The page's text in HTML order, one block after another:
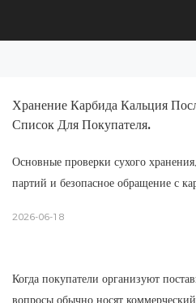
Хранение Карбида Кальция
Список Для Покупателя.
Основные проверки сухого
партий и безопасное обращение с
2026-06-18
Когда покупатели организуют
вопросы обычно носят коммерческий